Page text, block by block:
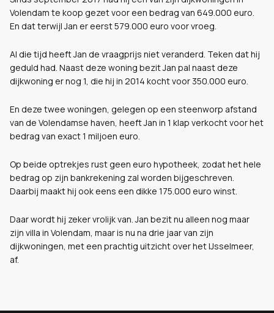
Volendam te koop gezet voor een bedrag van 649.000 euro.
En dat terwijl Jan er eerst 579.000 euro voor vroeg.
Al die tijd heeft Jan de vraagprijs niet veranderd. Teken dat hij
geduld had. Naast deze woning bezit Jan pal naast deze
dijkwoning er nog 1, die hij in 2014 kocht voor 350.000 euro.
En deze twee woningen, gelegen op een steenworp afstand
van de Volendamse haven, heeft Jan in 1 klap verkocht voor het
bedrag van exact 1 miljoen euro.
Op beide optrekjes rust geen euro hypotheek, zodat het hele
bedrag op zijn bankrekening zal worden bijgeschreven.
Daarbij maakt hij ook eens een dikke 175.000 euro winst.
Daar wordt hij zeker vrolijk van. Jan bezit nu alleen nog maar
zijn villa in Volendam, maar is nu na drie jaar van zijn
dijkwoningen, met een prachtig uitzicht over het IJsselmeer,
af.